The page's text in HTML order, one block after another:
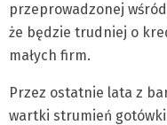
przeprowadzonej
że będzie trudniej o
małych firm.
Przez ostatnie lata z
wartki strumień